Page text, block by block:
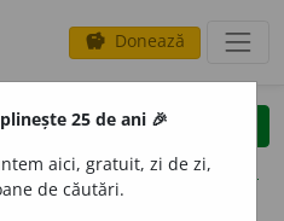
savings Donează
clear
opțiuni
25 de ani 🎉
aici, gratuit, zi de zi,
de căutări.